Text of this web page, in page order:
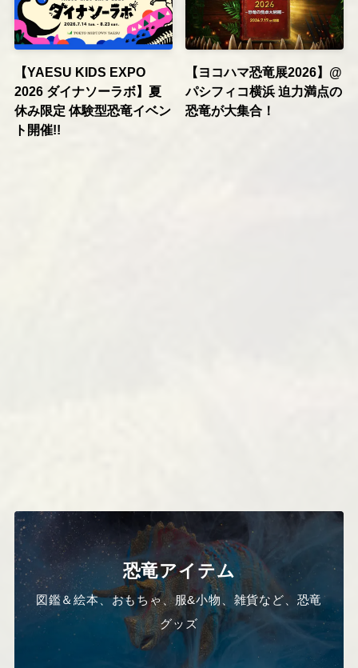
【YAESU KIDS EXPO
2026 ダイナソーラボ】夏
休み限定 体験型恐竜イベン
ト開催!!
【ヨコハマ恐竜展2026】@
パシフィコ横浜 迫力満点の
恐竜が大集合！
恐竜アイテム
図鑑＆絵本、おもちゃ、服&小物、雑貨など、恐竜
グッズ